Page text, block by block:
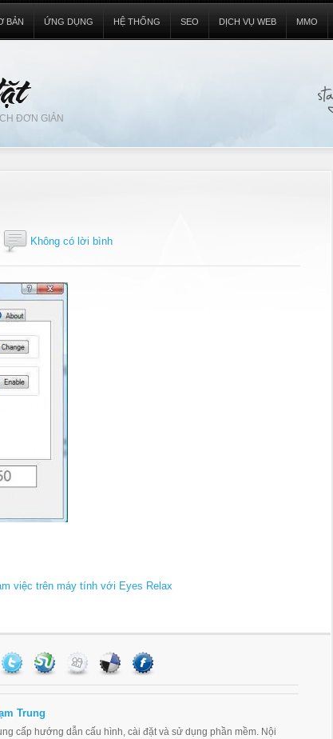
ĐƠN GIẢN
BẢN ỨNG DỤNG HỆ THỐNG SEO DỊCH VỤ WEB MMO
Không có lời bình
việc trên máy tính với Eyes Relax
Trung
cấp hướng dẫn cấu hình, cài đặt và sử dụng phần mềm. Nội